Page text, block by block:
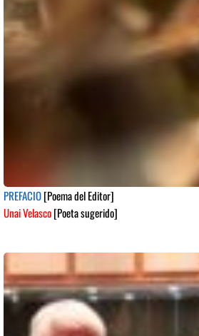
PREFACIO[Poema del Editor]
Unai Velasco[Poeta sugerido]